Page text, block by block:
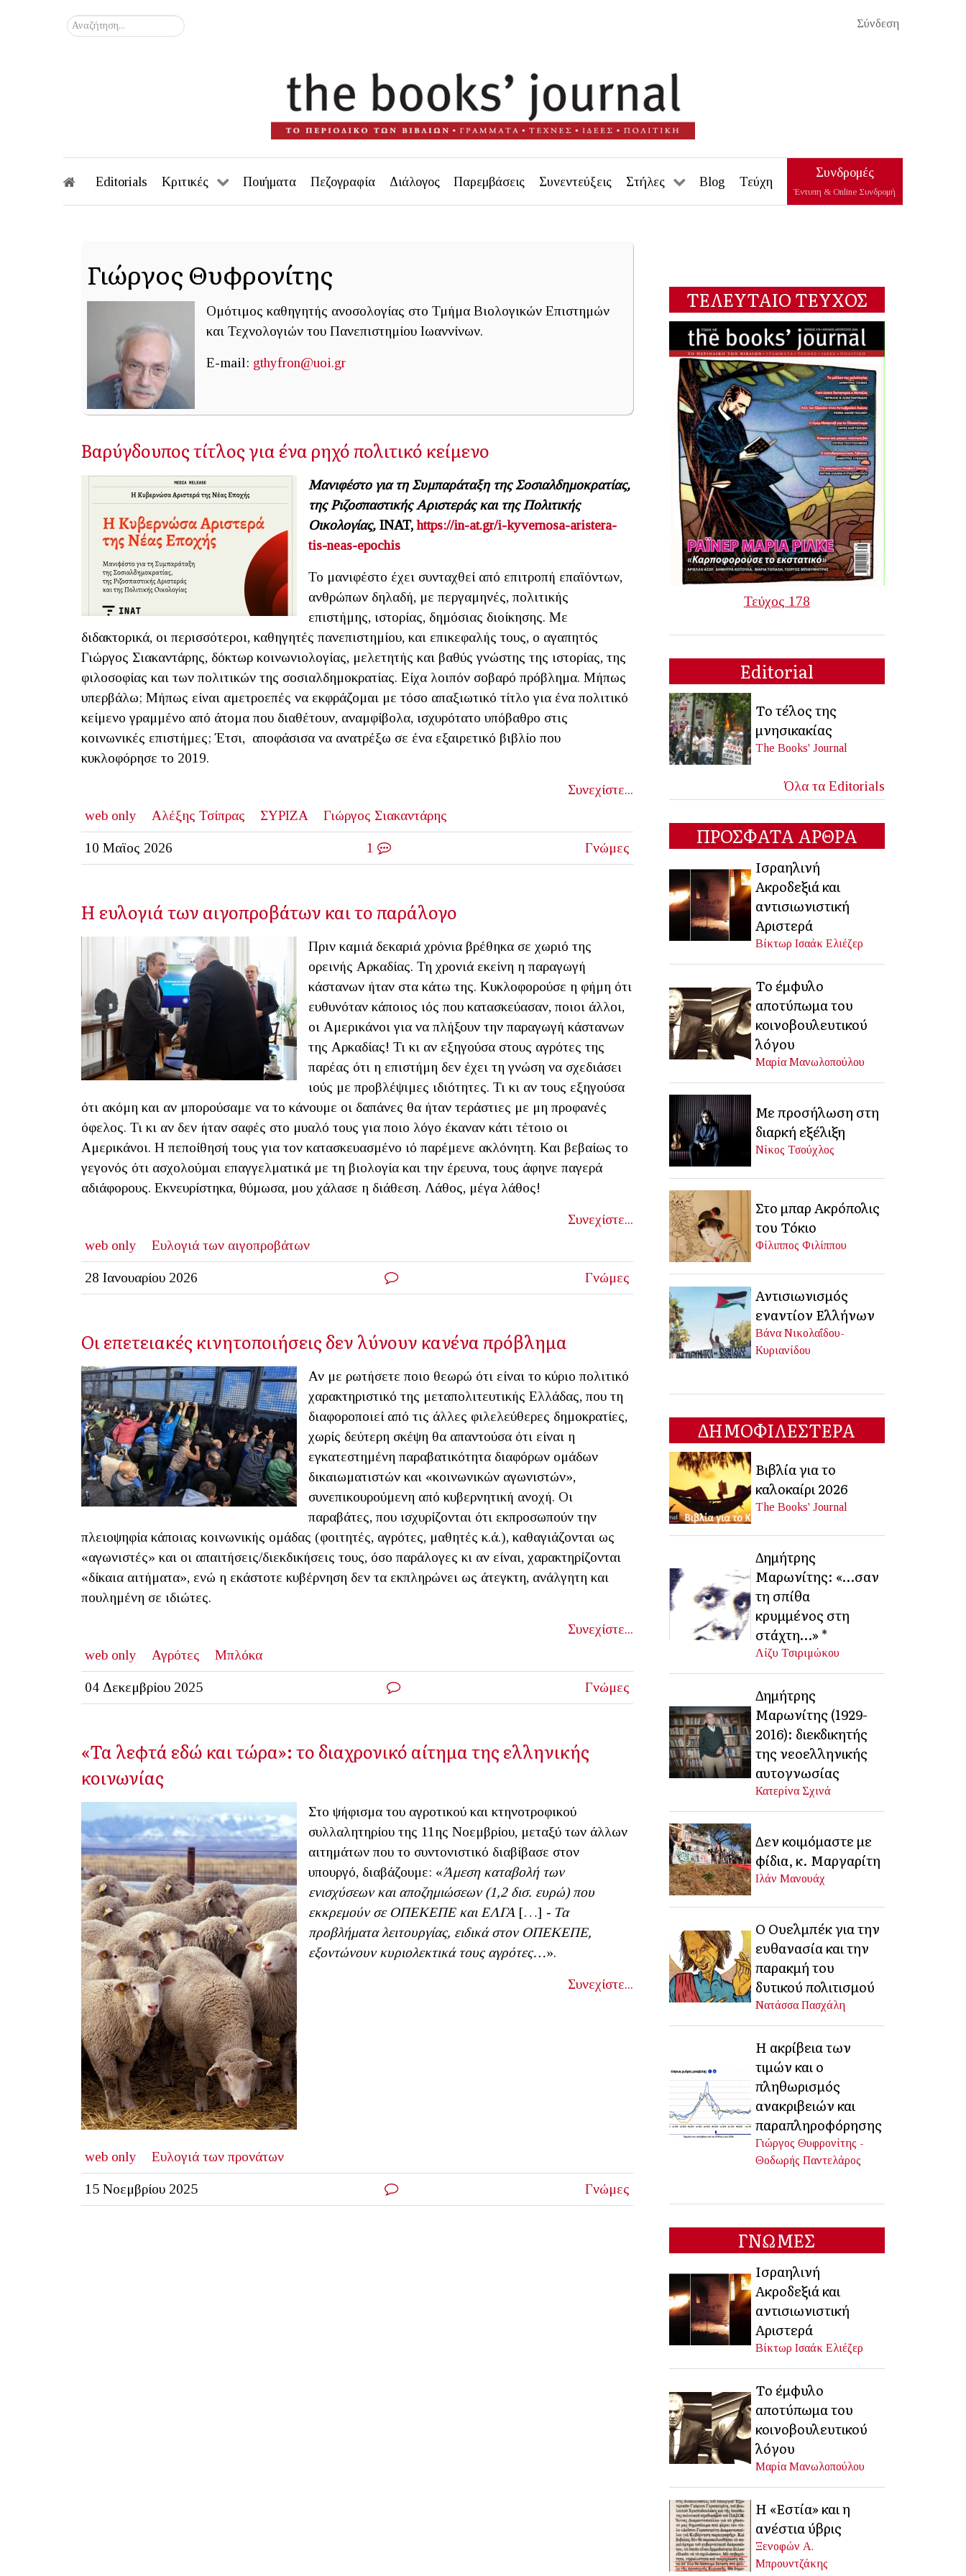
Σύνδεση
Αναζήτηση...
Editorials Κριτικές Ποιήματα Πεζογραφία Διάλογος Παρεμβάσεις Συνεντεύξεις Στήλες Blog Τεύχη
Συνδρομές
Έντυπη & Online Συνδρομή
Γιώργος Θυφρονίτης
Ομότιμος καθηγητής ανοσολογίας στο Τμήμα Βιολογικών Επιστημών
και Τεχνολογιών του Πανεπιστημίου Ιωαννίνων.
E-mail: gthyfron@uoi.gr
Βαρύγδουπος τίτλος για ένα ρηχό πολιτικό κείμενο
Μανιφέστο για τη Συμπαράταξη της Σοσιαλδημοκρατίας,
της Ριζοσπαστικής Αριστεράς και της Πολιτικής
Οικολογίας, INAT,https://in-at.gr/i-kyvernosa-aristera-
tis-neas-epochis
Το μανιφέστο έχει συνταχθεί από επιτροπή επαϊόντων,
ανθρώπων δηλαδή, με περγαμηνές, πολιτικής
επιστήμης, ιστορίας, δημόσιας διοίκησης. Με
διδακτορικά, οι περισσότεροι, καθηγητές πανεπιστημίου, και επικεφαλής τους, ο αγαπητός
Γιώργος Σιακαντάρης, δόκτωρ κοινωνιολογίας, μελετητής και βαθύς γνώστης της ιστορίας, της
φιλοσοφίας και των πολιτικών της σοσιαλδημοκρατίας. Είχα λοιπόν σοβαρό πρόβλημα. Μήπως
υπερβάλω; Μήπως είναι αμετροεπές να εκφράζομαι με τόσο απαξιωτικό τίτλο για ένα πολιτικό
κείμενο γραμμένο από άτομα που διαθέτουν, αναμφίβολα, ισχυρότατο υπόβαθρο στις
κοινωνικές επιστήμες; Έτσι, αποφάσισα να ανατρέξω σε ένα εξαιρετικό βιβλίο που
κυκλοφόρησε το 2019.
Συνεχίστε...
web only
Αλέξης Τσίπρας ΣΥΡΙΖΑ Γιώργος Σιακαντάρης
10 Μαϊος 2026 1 Γνώμες
Η ευλογιά των αιγοπροβάτων και το παράλογο
Πριν καμιά δεκαριά χρόνια βρέθηκα σε χωριό της
ορεινής Αρκαδίας. Τη χρονιά εκείνη η παραγωγή
κάστανων ήταν στα κάτω της. Κυκλοφορούσε η φήμη ότι
ευθυνόταν κάποιος ιός που κατασκεύασαν, ποιοι άλλοι,
οι Αμερικάνοι για να πλήξουν την παραγωγή κάστανων
της Αρκαδίας! Τι κι αν εξηγούσα στους αγρότες της
παρέας ότι η επιστήμη δεν έχει τη γνώση να σχεδιάσει
ιούς με προβλέψιμες ιδιότητες. Τι κι αν τους εξηγούσα
ότι ακόμη και αν μπορούσαμε να το κάνουμε οι δαπάνες θα ήταν τεράστιες με μη προφανές
όφελος. Τι κι αν δεν ήταν σαφές στο μυαλό τους για ποιο λόγο έκαναν κάτι τέτοιο οι
Αμερικάνοι. Η πεποίθησή τους για τον κατασκευασμένο ιό παρέμενε ακλόνητη. Και βεβαίως το
γεγονός ότι ασχολούμαι επαγγελματικά με τη βιολογία και την έρευνα, τους άφηνε παγερά
αδιάφορους. Εκνευρίστηκα, θύμωσα, μου χάλασε η διάθεση. Λάθος, μέγα λάθος!
Συνεχίστε...
web only
Ευλογιά των αιγοπροβάτων
28 Ιανουαρίου 2026 Γνώμες
Οι επετειακές κινητοποιήσεις δεν λύνουν κανένα πρόβλημα
Αν με ρωτήσετε ποιο θεωρώ ότι είναι το κύριο πολιτικό
χαρακτηριστικό της μεταπολιτευτικής Ελλάδας, που τη
διαφοροποιεί από τις άλλες φιλελεύθερες δημοκρατίες,
χωρίς δεύτερη σκέψη θα απαντούσα ότι είναι η
εγκατεστημένη παραβατικότητα διαφόρων ομάδων
δικαιωματιστών και «κοινωνικών αγωνιστών»,
συνεπικουρούμενη από κυβερνητική ανοχή. Οι
παραβάτες, που ισχυρίζονται ότι εκπροσωπούν την
πλειοψηφία κάποιας κοινωνικής ομάδας (φοιτητές, αγρότες, μαθητές κ.ά.), καθαγιάζονται ως
«αγωνιστές» και οι απαιτήσεις/διεκδικήσεις τους, όσο παράλογες κι αν είναι, χαρακτηρίζονται
«δίκαια αιτήματα», ενώ η εκάστοτε κυβέρνηση δεν τα εκπληρώνει ως άτεγκτη, ανάλγητη και
πουλημένη σε ιδιώτες.
Συνεχίστε...
web only
Αγρότες Μπλόκα
04 Δεκεμβρίου 2025 Γνώμες
«Τα λεφτά εδώ και τώρα»: το διαχρονικό αίτημα της ελληνικής
κοινωνίας
Στο ψήφισμα του αγροτικού και κτηνοτροφικού
συλλαλητηρίου της 11ης Νοεμβρίου, μεταξύ των άλλων
αιτημάτων που το συντονιστικό διαβίβασε στον
υπουργό, διαβάζουμε: «Άμεση καταβολή των
ενισχύσεων και αποζημιώσεων (1,2 δισ. ευρώ) που
εκκρεμούν σε ΟΠΕΚΕΠΕ και ΕΛΓΑ […] - Τα
προβλήματα λειτουργίας, ειδικά στον ΟΠΕΚΕΠΕ,
εξοντώνουν κυριολεκτικά τους αγρότες…».
Συνεχίστε...
web only Ευλογιά των προνάτων
15 Νοεμβρίου 2025 Γνώμες
ΤΕΛΕΥΤΑΙΟ ΤΕΥΧΟΣ
Τεύχος 178
Editorial
Το τέλος της
μνησικακίας
The Books' Journal
Όλα τα Editorials
ΠΡΟΣΦΑΤΑ ΑΡΘΡΑ
Ισραηλινή
Ακροδεξιά και
αντισιωνιστική
Αριστερά
Βίκτωρ Ισαάκ Ελιέζερ
Το έμφυλο
αποτύπωμα του
κοινοβουλευτικού
λόγου
Μαρία Μανωλοπούλου
Με προσήλωση στη
διαρκή εξέλιξη
Νίκος Τσούχλος
Στο μπαρ Ακρόπολις
του Τόκιο
Φίλιππος Φιλίππου
Αντισιωνισμός
εναντίον Ελλήνων
Βάνα Νικολαΐδου-
Κυριανίδου
ΔΗΜΟΦΙΛΕΣΤΕΡΑ
Βιβλία για το
καλοκαίρι 2026
The Books' Journal
Δημήτρης
Μαρωνίτης: «…σαν
τη σπίθα
κρυμμένος στη
στάχτη…» *
Λίζυ Τσιριμώκου
Δημήτρης
Μαρωνίτης (1929-
2016): διεκδικητής
της νεοελληνικής
αυτογνωσίας
Κατερίνα Σχινά
Δεν κοιμόμαστε με
φίδια, κ. Μαργαρίτη
Ιλάν Μανουάχ
Ο Ουελμπέκ για την
ευθανασία και την
παρακμή του
δυτικού πολιτισμού
Νατάσσα Πασχάλη
Η ακρίβεια των
τιμών και ο
πληθωρισμός
ανακριβειών και
παραπληροφόρησης
Γιώργος Θυφρονίτης -
Θοδωρής Παντελάρος
ΓΝΩΜΕΣ
Ισραηλινή
Ακροδεξιά και
αντισιωνιστική
Αριστερά
Βίκτωρ Ισαάκ Ελιέζερ
Το έμφυλο
αποτύπωμα του
κοινοβουλευτικού
λόγου
Μαρία Μανωλοπούλου
Η «Εστία» και η
ανέστια ύβρις
Ξενοφών Α.
Μπρουντζάκης